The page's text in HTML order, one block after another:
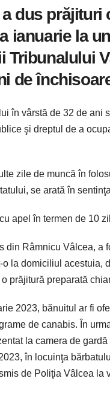
dus prăjituri
ianuarie la
Tribunalului
de
în vârstă de 32 de ani
şi dreptul de a
zile de muncă în
se arată în
apel în termen de 10
din Râmnicu Vâlcea, a
la domiciliul acestuia,
prăjitură preparată
2023, bănuitul ar fi
de canabis. În
la camera de
în locuinţa
de Poliţia Vâlcea la